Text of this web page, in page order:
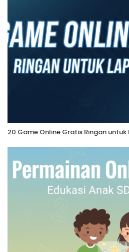
20 Game Online Gratis Ringan